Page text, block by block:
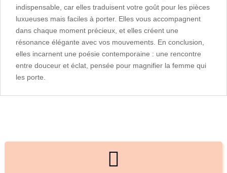
indispensable, car elles traduisent votre goût pour les pièces
luxueuses mais faciles à porter. Elles vous accompagnent
dans chaque moment précieux, et elles créent une
résonance élégante avec vos mouvements. En conclusion,
elles incarnent une poésie contemporaine : une rencontre
entre douceur et éclat, pensée pour magnifier la femme qui
les porte.
